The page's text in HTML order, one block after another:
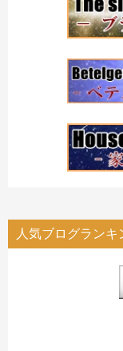
人気ブログランキ